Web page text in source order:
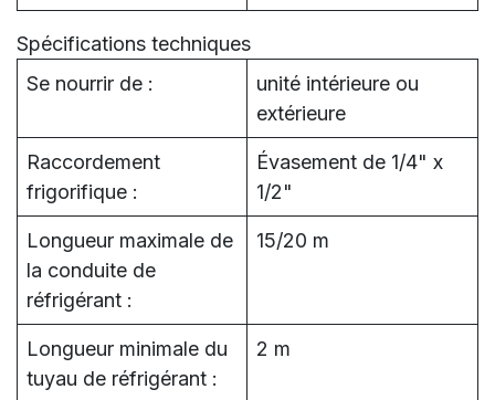
Spécifications techniques
Se nourrir de :
unité intérieure ou
extérieure
Raccordement
frigorifique :
Évasement de 1/4" x
1/2"
Longueur maximale de
la conduite de
réfrigérant :
15/20 m
Longueur minimale du
tuyau de réfrigérant :
2 m